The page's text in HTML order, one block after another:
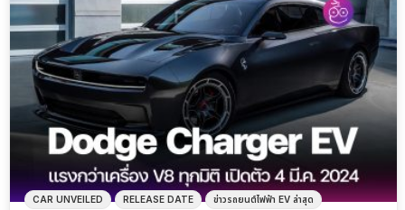
CAR UNVEILED RELEASE DATE ข่าวรถยนต์ไฟฟ้า EV ล่าสุด